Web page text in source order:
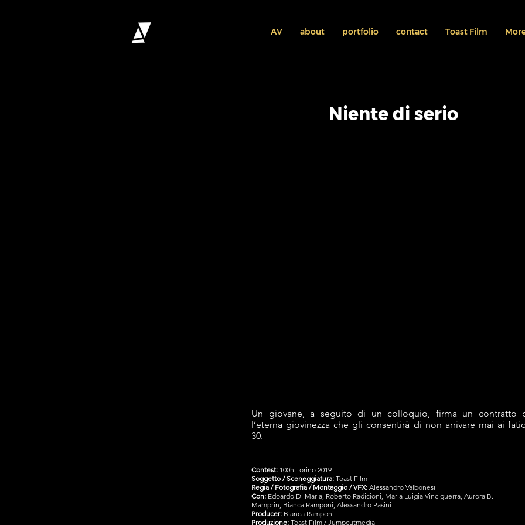
AV about portfolio contact Toast Film
Niente di serio
Un giovane, a seguito di un colloquio, firma un contratto
l’eterna giovinezza che gli consentirà di non arrivare mai ai
30.
Contest: 100h Torino 2019
Soggetto / Sceneggiatura: Toast Film
Regia / Fotografia / Montaggio / VFX: Alessandro Valbonesi
Con: Edoardo Di Maria, Roberto Radicioni, Maria Luigia Vinciguerra, Aurora B.
Mamprin, Bianca Ramponi, Alessandro Pasini
Producer: Bianca Ramponi
Produzione: Toast Film / Jumpcutmedia